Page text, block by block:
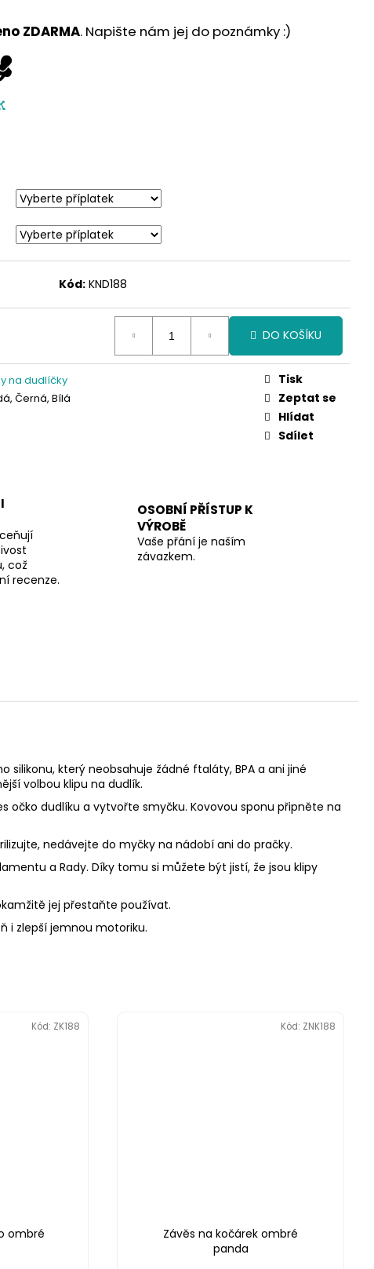
ZDARMA. Napište nám jej do poznámky :)
Kód: KND188
DO KOŠÍKU
na dudlíčky
Černá, Bílá
Tisk
Zeptat se
Hlídat
Sdílet
což
recenze.
OSOBNÍ PŘÍSTUP K
VÝROBĚ
Vaše přání je naším
závazkem.
silikonu, který neobsahuje žádné ftaláty, BPA a ani jiné
volbou klipu na dudlík.
očko dudlíku a vytvořte smyčku. Kovovou sponu připněte na
nedávejte do myčky na nádobí ani do pračky.
a Rady. Díky tomu si můžete být jistí, že jsou klipy
jej přestaňte používat.
i zlepší jemnou motoriku.
ombré
Kód: ZK188
Závěs na kočárek ombré
panda
Kód: ZNK188